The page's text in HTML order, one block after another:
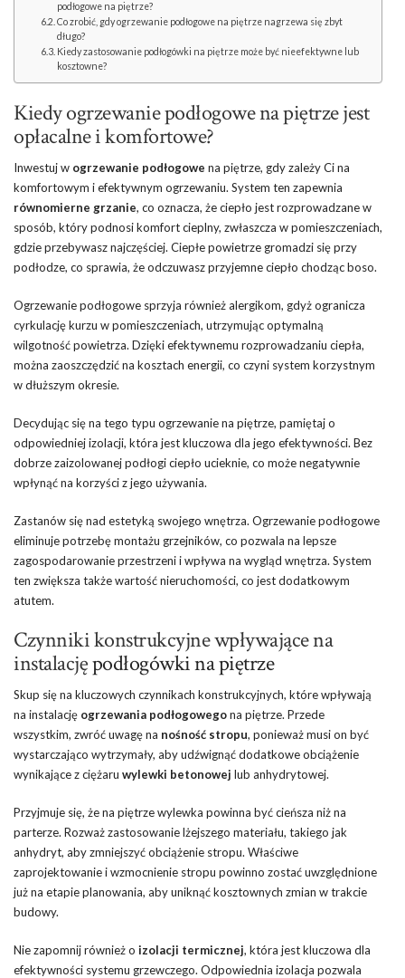
podłogowe na piętrze?
Co zrobić, gdy ogrzewanie podłogowe na piętrze nagrzewa się zbyt
długo?
Kiedy zastosowanie podłogówki na piętrze może być nieefektywne lub
kosztowne?
Kiedy ogrzewanie podłogowe na piętrze jest
opłacalne i komfortowe?
Inwestuj w ogrzewanie podłogowe na piętrze, gdy zależy Ci na
komfortowym i efektywnym ogrzewaniu. System ten zapewnia
równomierne grzanie, co oznacza, że ciepło jest rozprowadzane w
sposób, który podnosi komfort cieplny, zwłaszcza w pomieszczeniach,
gdzie przebywasz najczęściej. Ciepłe powietrze gromadzi się przy
podłodze, co sprawia, że odczuwasz przyjemne ciepło chodząc boso.
Ogrzewanie podłogowe sprzyja również alergikom, gdyż ogranicza
cyrkulację kurzu w pomieszczeniach, utrzymując optymalną
wilgotność powietrza. Dzięki efektywnemu rozprowadzaniu ciepła,
można zaoszczędzić na kosztach energii, co czyni system korzystnym
w dłuższym okresie.
Decydując się na tego typu ogrzewanie na piętrze, pamiętaj o
odpowiedniej izolacji, która jest kluczowa dla jego efektywności. Bez
dobrze zaizolowanej podłogi ciepło ucieknie, co może negatywnie
wpłynąć na korzyści z jego używania.
Zastanów się nad estetyką swojego wnętrza. Ogrzewanie podłogowe
eliminuje potrzebę montażu grzejników, co pozwala na lepsze
zagospodarowanie przestrzeni i wpływa na wygląd wnętrza. System
ten zwiększa także wartość nieruchomości, co jest dodatkowym
atutem.
Czynniki konstrukcyjne wpływające na
instalacjępodłogówki na piętrze
Skup się na kluczowych czynnikach konstrukcyjnych, które wpływają
na instalację ogrzewania podłogowegona piętrze. Przede
wszystkim, zwróć uwagę na nośność stropu, ponieważ musi on być
wystarczająco wytrzymały, aby udźwignąć dodatkowe obciążenie
wynikające z ciężaru wylewki betonowej lub anhydrytowej.
Przyjmuje się, że na piętrze wylewka powinna być cieńsza niż na
parterze. Rozważ zastosowanie lżejszego materiału, takiego jak
anhydryt, aby zmniejszyć obciążenie stropu. Właściwe
zaprojektowanie i wzmocnienie stropu powinno zostać uwzględnione
już na etapie planowania, aby uniknąć kosztownych zmian w trakcie
budowy.
Nie zapomnij również o izolacji termicznej, która jest kluczowa dla
efektywności systemu grzewczego. Odpowiednia izolacja pozwala